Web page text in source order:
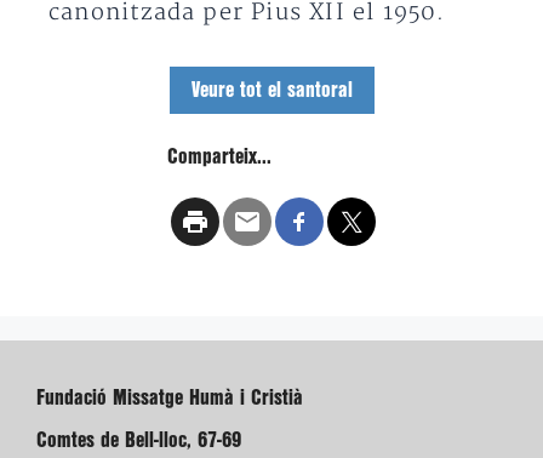
canonitzada per Pius XII el 1950.
Veure tot el santoral
Comparteix...
Fundació Missatge Humà i Cristià
Comtes de Bell-lloc, 67-69